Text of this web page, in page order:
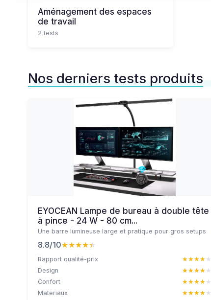
Aménagement des espaces
de travail
2 tests
Nos derniers tests produits
EYOCEAN Lampe de bureau à double tête
à pince - 24 W - 80 cm...
Une barre lumineuse large et pratique pour gros setups
8.8/10★★★★★
★★★★★
Rapport qualité-prix ★★★★★
★★★★★
Design
★★★★★
★★★★★
Confort
★★★★★
★★★★★
Materiaux
★★★★★
★★★★★